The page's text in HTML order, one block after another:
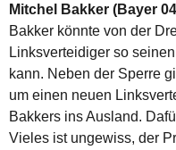
Mitchel Bakker (Bayer
Bakker könnte von der
Linksverteidiger so
kann. Neben der Sperre
um einen neuen
Bakkers ins Ausland.
Vieles ist ungewiss, der